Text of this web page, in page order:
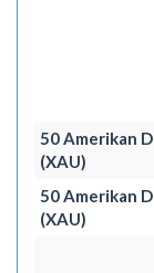
50 Amerikan
(XAU)
50 Amerikan
(XAU)